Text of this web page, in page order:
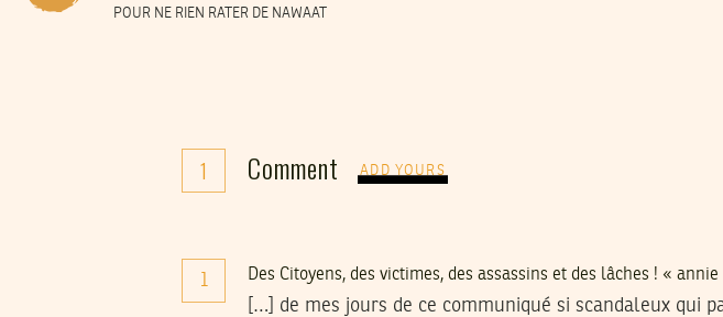
POUR NE RIEN RATER DE NAWAAT
1 Comment ADD YOURS
1 Des Citoyens, des victimes, des assassins et des lâches ! «
[…] de mes jours de ce communiqué si scandaleux qui